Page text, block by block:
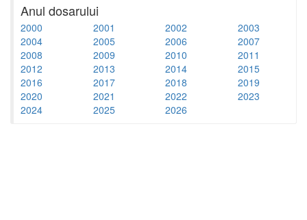
Anul dosarului
2000 2001 2002
2003
2004
2005 2006
2007
2008
2009 2010
2011
2012
2013 2014
2015
2016
2017 2018
2019
2020
2021 2022
2023
2024
2025 2026